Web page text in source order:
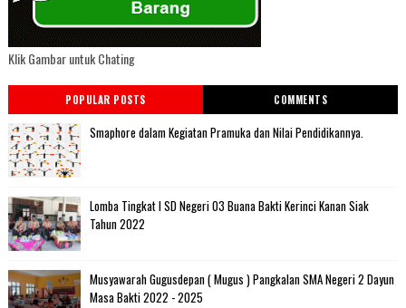
Klik Gambar untuk Chating
POPULAR POSTS COMMENTS
Smaphore dalam Kegiatan Pramuka dan Nilai Pendidikannya.
Lomba Tingkat I SD Negeri 03 Buana Bakti Kerinci Kanan Siak
Tahun 2022
Musyawarah Gugusdepan ( Mugus ) Pangkalan SMA Negeri 2 Dayun
Masa Bakti 2022 - 2025